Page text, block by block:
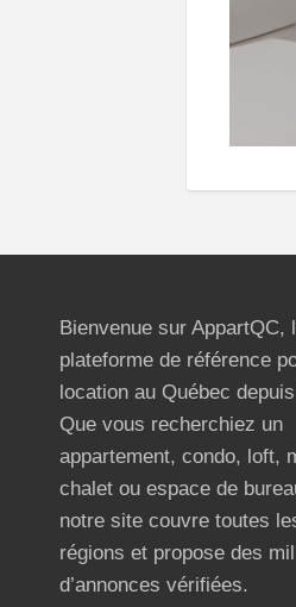
Bienvenue sur AppartQC,
plateforme de référence
location au Québec
Que vous recherchiez un
appartement, condo, loft,
chalet ou espace de
notre site couvre toutes
régions et propose des
d’annonces vérifiées.